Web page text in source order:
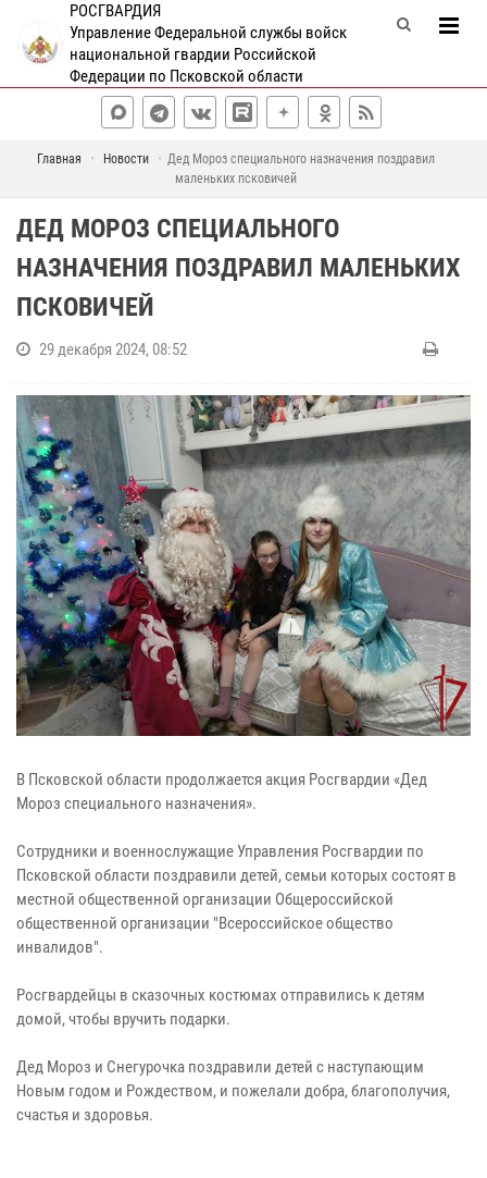
РОСГВАРДИЯ
Управление Федеральной службы войск
национальной гвардии Российской
Федерации по Псковской области
Главная Новости
Дед Мороз специального назначения поздравил
маленьких псковичей
ДЕД МОРОЗ СПЕЦИАЛЬНОГО
НАЗНАЧЕНИЯ ПОЗДРАВИЛ МАЛЕНЬКИХ
ПСКОВИЧЕЙ
29 декабря 2024, 08:52
В Псковской области продолжается акция Росгвардии «Дед
Мороз специального назначения».
Сотрудники и военнослужащие Управления Росгвардии по
Псковской области поздравили детей, семьи которых состоят в
местной общественной организации Общероссийской
общественной организации "Всероссийское общество
инвалидов".
Росгвардейцы в сказочных костюмах отправились к детям
домой, чтобы вручить подарки.
Дед Мороз и Снегурочка поздравили детей с наступающим
Новым годом и Рождеством, и пожелали добра, благополучия,
счастья и здоровья.